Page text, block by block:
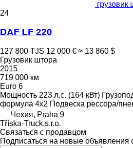
24
DAF LF 220
127 800 TJS 12 000 € ≈ 13 860 $
Грузовик штора
2015
719 000 км
Euro 6
Мощность 223 л.с. (164 кВт)
формула 4x2 Подвеска рессора/
Чехия, Praha 9
Tříska-Truck,s.r.o.
Связаться с продавцом
Подписаться на новые объявления